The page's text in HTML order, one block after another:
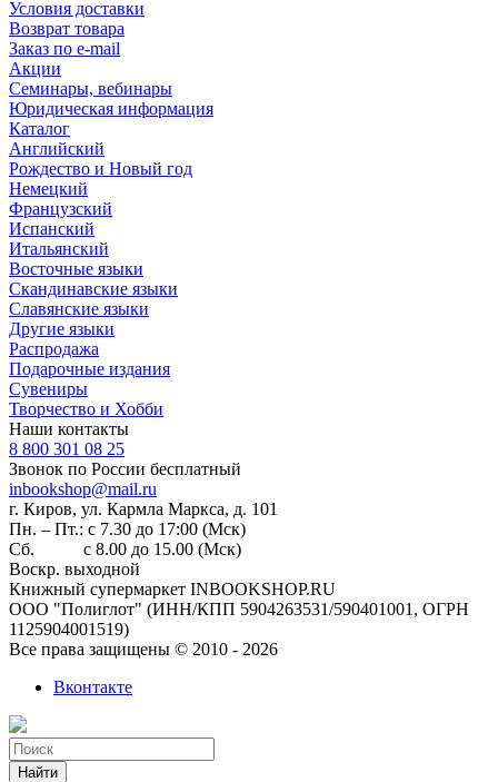
Условия доставки
Возврат товара
Заказ по e-mail
Акции
Семинары, вебинары
Юридическая информация
Каталог
Английский
Рождество и Новый год
Немецкий
Французский
Испанский
Итальянский
Восточные языки
Скандинавские языки
Славянские языки
Другие языки
Распродажа
Подарочные издания
Сувениры
Творчество и Хобби
Наши контакты
8 800 301 08 25
Звонок по России бесплатный
inbookshop@mail.ru
г. Киров, ул. Кармла Маркса, д. 101
Пн. – Пт.: с 7.30 до 17:00 (Мск)
Сб. с 8.00 до 15.00 (Мск)
Воскр. выходной
Книжный супермаркет INBOOKSHOP.RU
ООО "Полиглот" (ИНН/КПП 5904263531/590401001, ОГРН
1125904001519)
Все права защищены © 2010 - 2026
Вконтакте
Найти